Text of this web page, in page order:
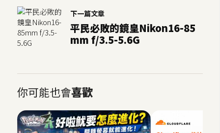
下一篇文章
平民必敗的鏡皇Nikon16-85
mm f/3.5-5.6G
你可能也會喜歡